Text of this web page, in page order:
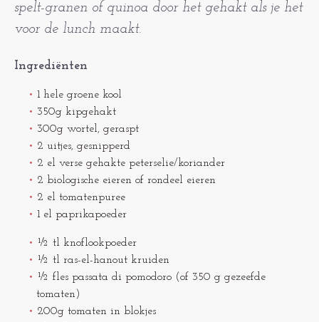
spelt-granen of quinoa door het gehakt als je het
voor de lunch maakt.
Ingrediënten
1 hele groene kool
350g kipgehakt
300g wortel, geraspt
2 uitjes, gesnipperd
2 el verse gehakte peterselie/koriander
2 biologische eieren of rondeel eieren
2 el tomatenpuree
1 el paprikapoeder
½ tl knoflookpoeder
½ tl ras-el-hanout kruiden
½ fles passata di pomodoro (of 350 g gezeefde
tomaten)
200g tomaten in blokjes